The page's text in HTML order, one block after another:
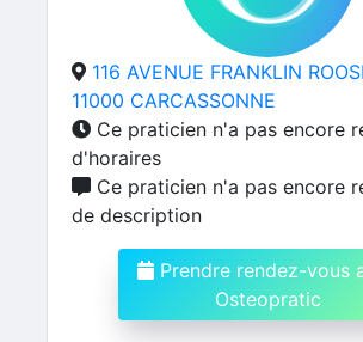
116 AVENUE FRANKLIN
11000 CARCASSONNE
Ce praticien n'a pas encore
d'horaires
Ce praticien n'a pas encore
de description
Prendre rendez-vous
Osteopratic